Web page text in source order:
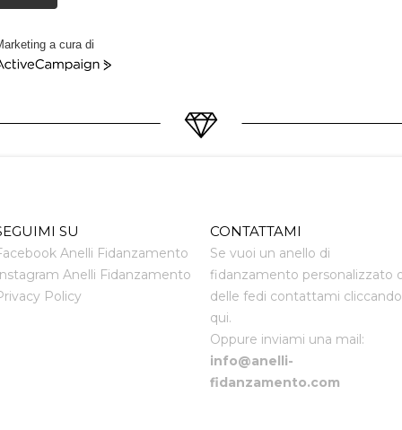
a cura di
SU
Anelli Fidanzamento
Anelli Fidanzamento
Policy
CONTATTAMI
Se vuoi un anello di
fidanzamento personalizzato
delle fedi contattami cliccando
qui.
Oppure inviami una mail:
info@anelli-
fidanzamento.com